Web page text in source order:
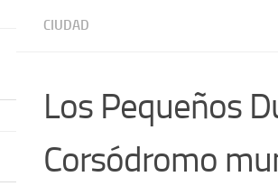
CIUDAD
Los Pequeños
Corsódromo